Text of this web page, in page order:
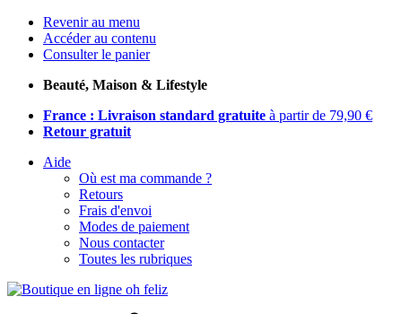
Revenir au menu
Accéder au contenu
Consulter le panier
Beauté, Maison & Lifestyle
France : Livraison standard gratuite à partir de 79,90 €
Retour gratuit
Aide
Où est ma commande ?
Retours
Frais d'envoi
Modes de paiement
Nous contacter
Toutes les rubriques